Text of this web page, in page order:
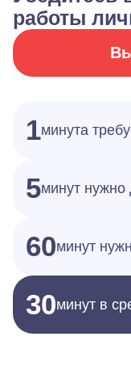
работы
1минута
5минут
60минут
30минут в